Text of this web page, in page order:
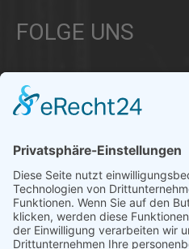
FOLGE UNS
Informationen aus Politik –
Gesellschaft - Polizei und